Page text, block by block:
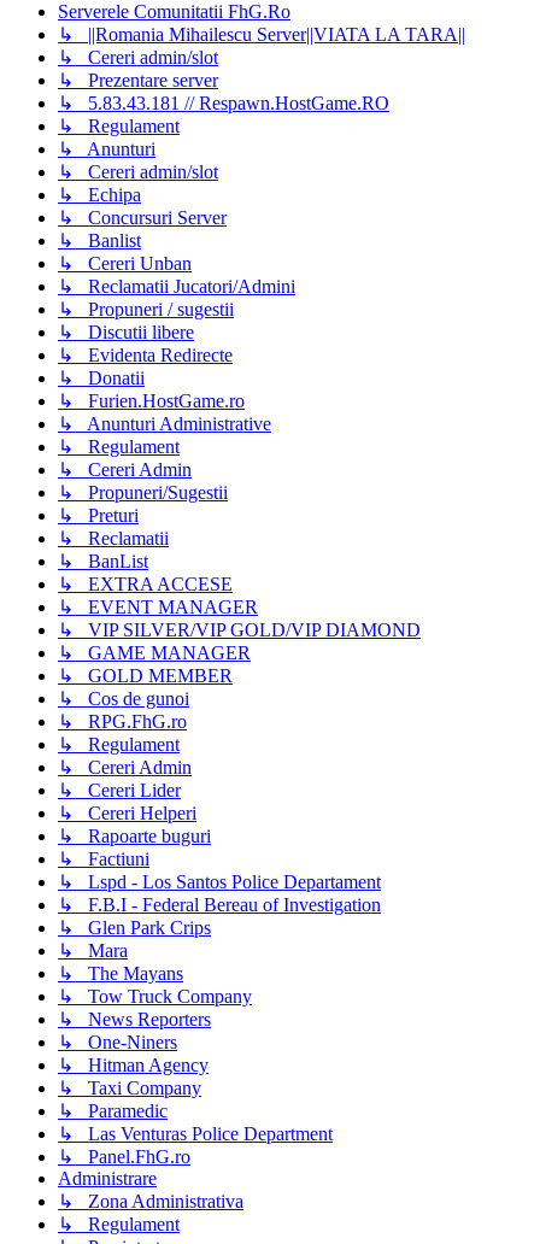
Serverele Comunitatii FhG.Ro
↳ ||Romania Mihailescu Server||VIATA LA TARA||
↳ Cereri admin/slot
↳ Prezentare server
↳ 5.83.43.181 // Respawn.HostGame.RO
↳ Regulament
↳ Anunturi
↳ Cereri admin/slot
↳ Echipa
↳ Concursuri Server
↳ Banlist
↳ Cereri Unban
↳ Reclamatii Jucatori/Admini
↳ Propuneri / sugestii
↳ Discutii libere
↳ Evidenta Redirecte
↳ Donatii
↳ Furien.HostGame.ro
↳ Anunturi Administrative
↳ Regulament
↳ Cereri Admin
↳ Propuneri/Sugestii
↳ Preturi
↳ Reclamatii
↳ BanList
↳ EXTRA ACCESE
↳ EVENT MANAGER
↳ VIP SILVER/VIP GOLD/VIP DIAMOND
↳ GAME MANAGER
↳ GOLD MEMBER
↳ Cos de gunoi
↳ RPG.FhG.ro
↳ Regulament
↳ Cereri Admin
↳ Cereri Lider
↳ Cereri Helperi
↳ Rapoarte buguri
↳ Factiuni
↳ Lspd - Los Santos Police Departament
↳ F.B.I - Federal Bereau of Investigation
↳ Glen Park Crips
↳ Mara
↳ The Mayans
↳ Tow Truck Company
↳ News Reporters
↳ One-Niners
↳ Hitman Agency
↳ Taxi Company
↳ Paramedic
↳ Las Venturas Police Department
↳ Panel.FhG.ro
Administrare
↳ Zona Administrativa
↳ Regulament